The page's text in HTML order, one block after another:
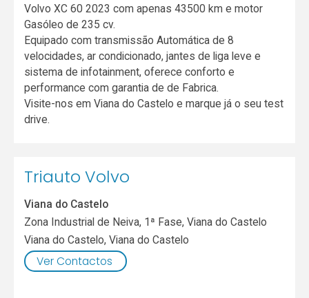
Volvo XC 60 2023 com apenas 43500 km e motor
Gasóleo de 235 cv.
Equipado com transmissão Automática de 8
velocidades, ar condicionado, jantes de liga leve e
sistema de infotainment, oferece conforto e
performance com garantia de de Fabrica.
Visite-nos em Viana do Castelo e marque já o seu test
drive.
Triauto Volvo
Viana do Castelo
Zona Industrial de Neiva, 1ª Fase, Viana do Castelo
Viana do Castelo,Viana do Castelo
Ver Contactos